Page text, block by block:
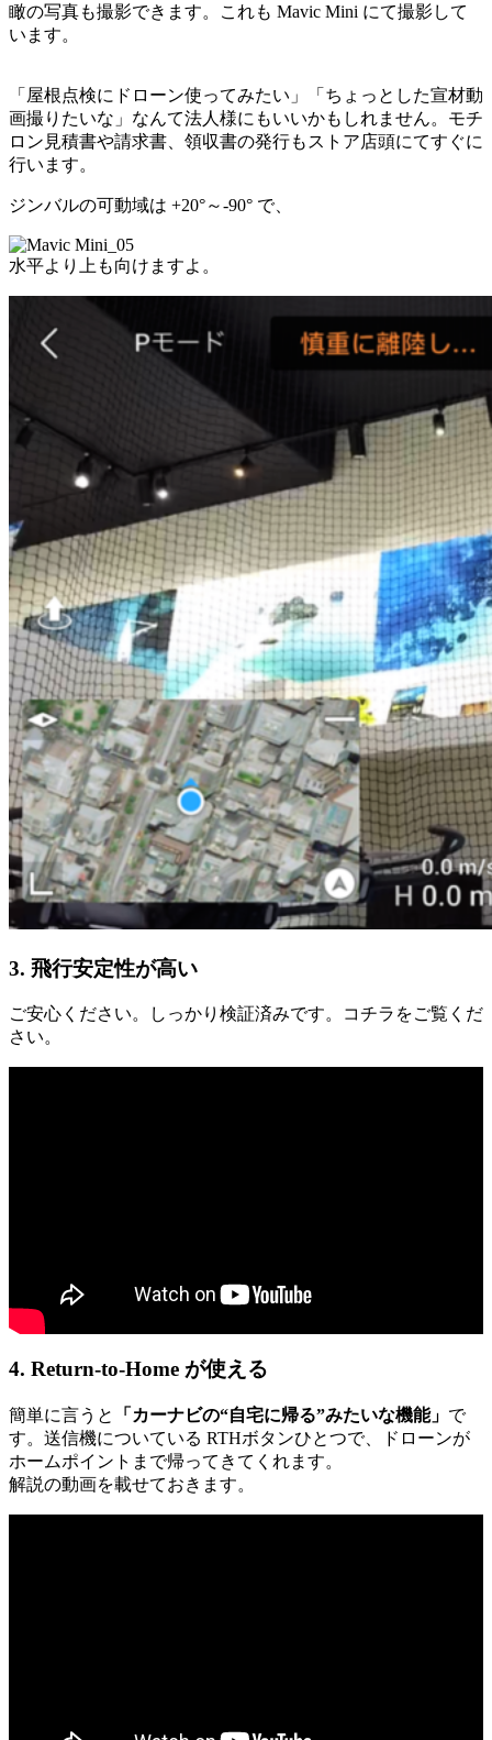
瞰の写真も撮影できます。これも Mavic Mini にて撮影して
います。
「屋根点検にドローン使ってみたい」「ちょっとした宣材動
画撮りたいな」なんて法人様にもいいかもしれません。モチ
ロン見積書や請求書、領収書の発行もストア店頭にてすぐに
行います。
ジンバルの可動域は +20°～-90° で、
水平より上も向けますよ。
3. 飛行安定性が高い
ご安心ください。しっかり検証済みです。コチラをご覧くだ
さい。
4. Return-to-Home が使える
簡単に言うと 「カーナビの“自宅に帰る”みたいな機能」 で
す。送信機についている RTHボタンひとつで、ドローンが
ホームポイントまで帰ってきてくれます。
解説の動画を載せておきます。